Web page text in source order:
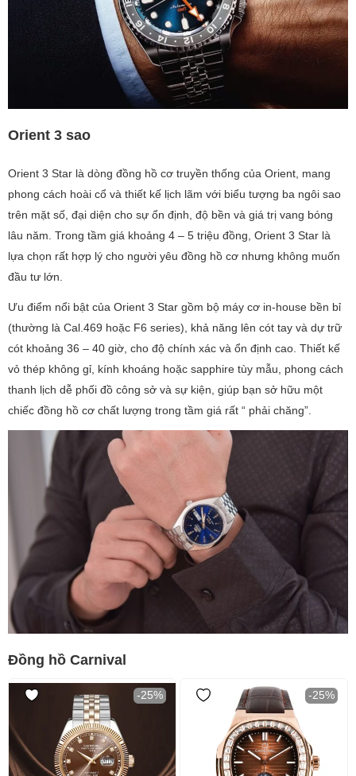
Orient 3 sao
Orient 3 Star là dòng đồng hồ cơ truyền thống của Orient, mang
phong cách hoài cổ và thiết kế lịch lãm với biểu tượng ba ngôi sao
trên mặt số, đại diện cho sự ổn định, độ bền và giá trị vang bóng
lâu năm. Trong tầm giá khoảng 4 – 5 triệu đồng, Orient 3 Star là
lựa chọn rất hợp lý cho người yêu đồng hồ cơ nhưng không muốn
đầu tư lớn.
Ưu điểm nổi bật của Orient 3 Star gồm bộ máy cơ in-house bền bỉ
(thường là Cal.469 hoặc F6 series), khả năng lên cót tay và dự trữ
cót khoảng 36 – 40 giờ, cho độ chính xác và ổn định cao. Thiết kế
vỏ thép không gỉ, kính khoáng hoặc sapphire tùy mẫu, phong cách
thanh lịch dễ phối đồ công sở và sự kiện, giúp bạn sở hữu một
chiếc đồng hồ cơ chất lượng trong tầm giá rất “ phải chăng”.
Đồng hồ Carnival
-25% -25%